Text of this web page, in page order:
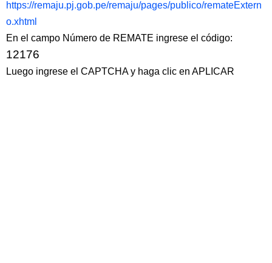
https://remaju.pj.gob.pe/remaju/pages/publico/remateExtern
o.xhtml
En el campo Número de REMATE ingrese el código:
12176
Luego ingrese el CAPTCHA y haga clic en APLICAR